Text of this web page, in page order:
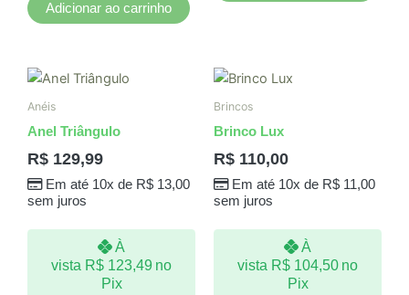
Adicionar ao carrinho
Anéis
Anel Triângulo
R$ 129,99
Em até 10x de R$13,00
sem juros
À
vista R$123,49 no
Pix
As
podem
escolhidas
Brincos
Brinco Lux
R$ 110,00
Em até 10x de R$11,00
sem juros
À
vista R$104,50 no
Pix